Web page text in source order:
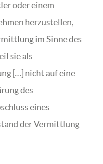
oder einem
herzustellen,
im Sinne des
sie als
[…] nicht auf eine
des
eines
der Vermittlung